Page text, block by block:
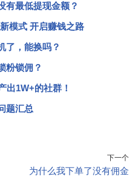
有最低提现金额？
模式 开启赚钱之路
了，能换吗？
粉锁佣？
出1W+的社群！
题汇总
下一个
为什么我下单了没有佣金